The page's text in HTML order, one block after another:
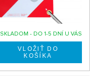
SKLADOM - DO 1-5 DNÍ U VÁS